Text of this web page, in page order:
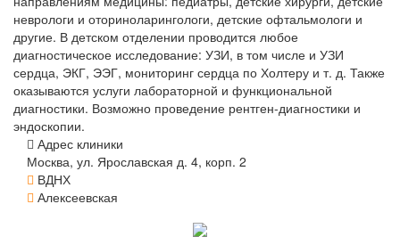
неврологи и оториноларингологи, детские офтальмологи и
другие. В детском отделении проводится любое
диагностическое исследование: УЗИ, в том числе и УЗИ
сердца, ЭКГ, ЭЭГ, мониторинг сердца по Холтеру и т. д. Также
оказываются услуги лабораторной и функциональной
диагностики. Возможно проведение рентген-диагностики и
эндоскопии.
Адрес клиники
Москва, ул. Ярославская д. 4, корп. 2
ВДНХ
Алексеевская